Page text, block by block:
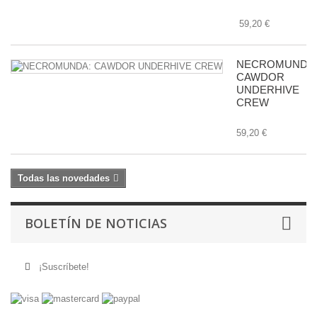
59,20 €
NECROMUNDA:
CAWDOR
UNDERHIVE
CREW
59,20 €
Todas las novedades
BOLETÍN DE NOTICIAS
¡Suscríbete!